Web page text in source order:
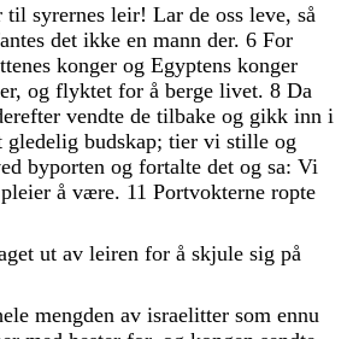
til syrernes leir! Lar de oss leve, så
det ikke en mann der. 6 For
konger og Egyptens konger
, og flyktet for å berge livet. 8 Da
vendte de tilbake og gikk inn i
gledelig budskap; tier vi stille og
byporten og fortalte det og sa: Vi
pleier å være. 11 Portvokterne ropte
ut av leiren for å skjule sig på
mengden av israelitter som ennu